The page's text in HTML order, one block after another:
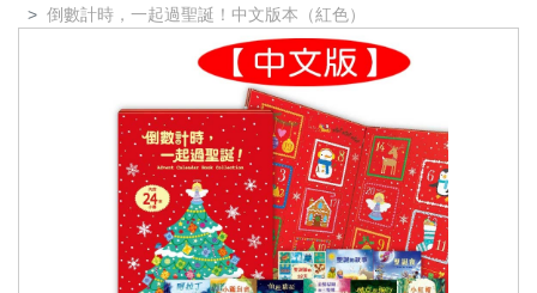
倒數計時，一起過聖誕！中文版本（紅色）